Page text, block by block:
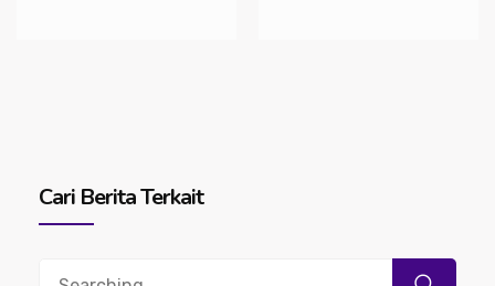
Cari Berita Terkait
Search